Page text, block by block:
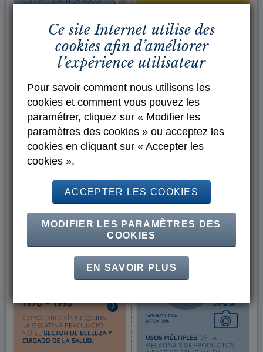
Ce site Internet utilise des
cookies afin d’améliorer
l’expérience utilisateur
Pour savoir comment nous utilisons les
cookies et comment vous pouvez les
paramétrer, cliquez sur « Modifier les
paramètres des cookies » ou acceptez les
cookies en cliquant sur « Accepter les
cookies ».
ACCEPTER LES COOKIES
MODIFIER LES PARAMÈTRES DES
COOKIES
EN SAVOIR PLUS